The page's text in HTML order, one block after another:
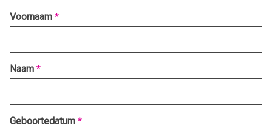
Voornaam *
Naam *
Geboortedatum *